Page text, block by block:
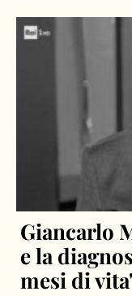
Giancarlo
e la
mesi di